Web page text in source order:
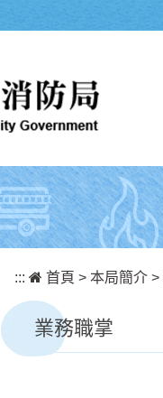
::: 首頁 > 本局簡介 >
業務職掌